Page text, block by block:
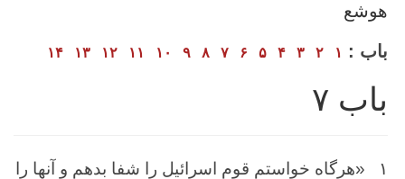
هوشع
باب : ۱ ۲ ۳ ۴ ۵ ۶ ۷ ۸ ۹ ۱۰ ۱۱ ۱۲ ۱۳ ۱۴
باب ۷
۱
«هرگاه خواستم قوم اسرائیل را شفا بدهم و آنها را